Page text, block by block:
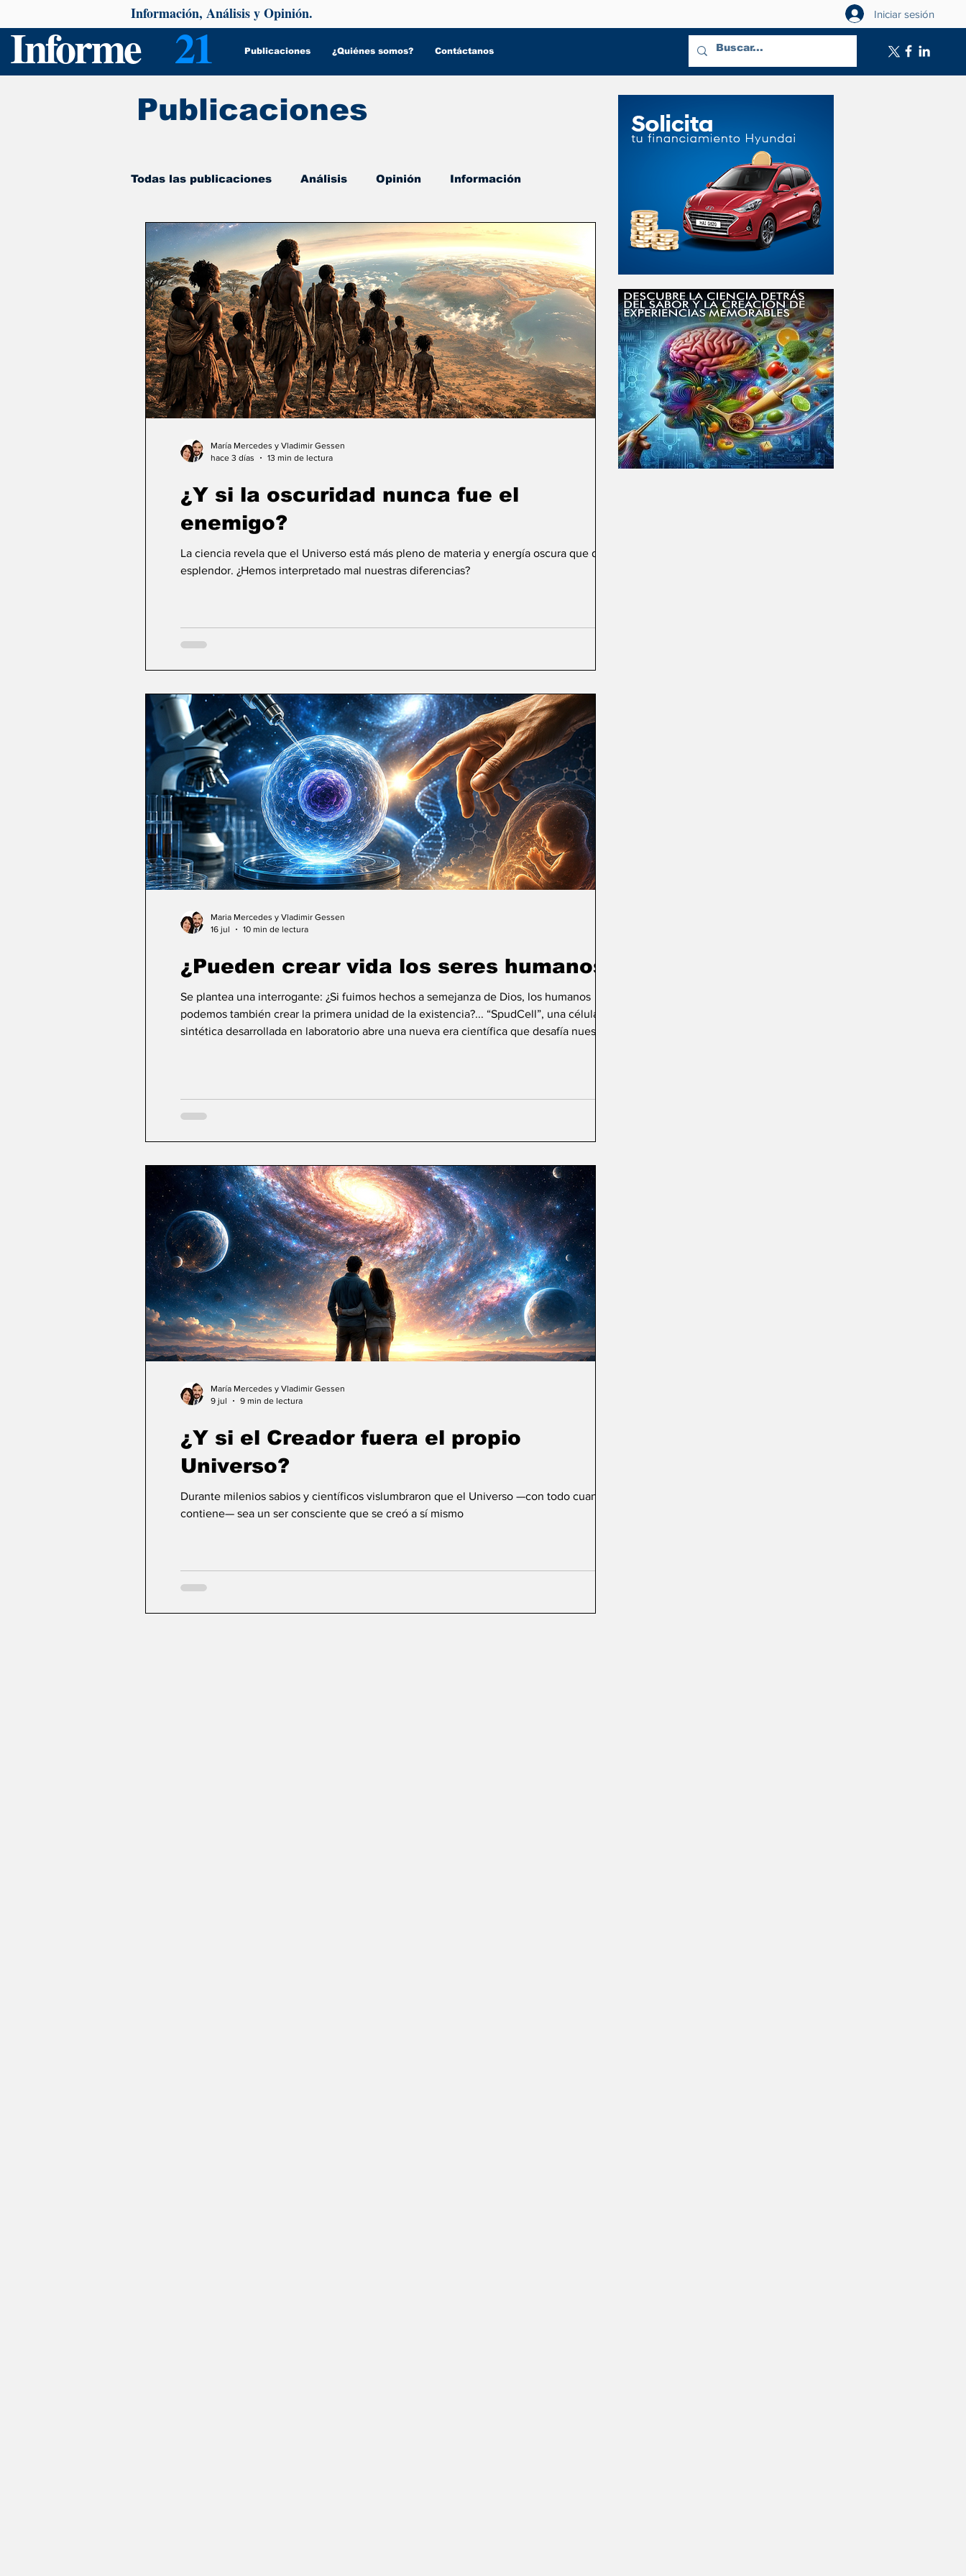
Informe 21 Publicaciones ¿Quiénes somos? Contáctanos
Información, Análisis y Opinión. Iniciar sesión
Todas las publicaciones Análisis Opinión Información
De interés Psicología y Salud
¿Y si la oscuridad nunca fue el
enemigo?
La ciencia revela que el Universo está más pleno de materia y energía oscura que de
esplendor. ¿Hemos interpretado mal nuestras diferencias?
María Mercedes y Vladimir Gessen
hace 3 días
13 min de lectura
¿Pueden crear vida los seres humanos?
Se plantea una interrogante: ¿Si fuimos hechos a semejanza de Dios, los humanos
podemos también crear la primera unidad de la existencia?... “SpudCell”, una célula
sintética desarrollada en laboratorio abre una nueva era científica que desafía nuestras
Maria Mercedes y Vladimir Gessen
16 jul
10 min de lectura
¿Y si el Creador fuera el propio
Universo?
Durante milenios sabios y científicos vislumbraron que el Universo —con todo cuanto
contiene— sea un ser consciente que se creó a sí mismo
María Mercedes y Vladimir Gessen
9 jul
9 min de lectura
Publicaciones